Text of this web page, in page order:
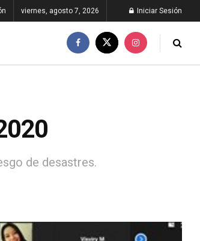
viernes, agosto 7, 2026 Iniciar Sesión
de desastres.